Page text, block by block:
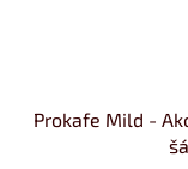
Prokafe Mild -